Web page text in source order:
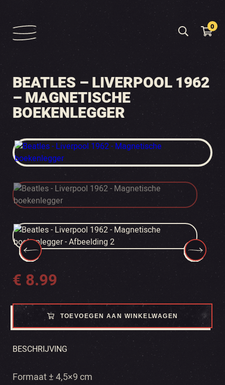
0
BEATLES – LIVERPOOL 1962
– MAGNETISCHE
BOEKENLEGGER
€ 8.99
TOEVOEGEN AAN WINKELWAGEN
BESCHRIJVING
Formaat ± 4,5×9 cm